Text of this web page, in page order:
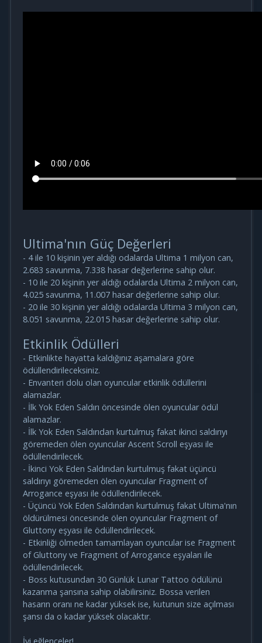
Ultima'nın Güç Değerleri
- 4 ile 10 kişinin yer aldığı odalarda Ultima 1 milyon can,
2.683 savunma, 7.338 hasar değerlerine sahip olur.
- 10 ile 20 kişinin yer aldığı odalarda Ultima 2 milyon can,
4.025 savunma, 11.007 hasar değerlerine sahip olur.
- 20 ile 30 kişinin yer aldığı odalarda Ultima 3 milyon can,
8.051 savunma, 22.015 hasar değerlerine sahip olur.
Etkinlik Ödülleri
- Etkinlikte hayatta kaldığınız aşamalara göre
ödüllendirileceksiniz.
- Envanteri dolu olan oyuncular etkinlik ödüllerini
alamazlar.
- İlk Yok Eden Saldırı öncesinde ölen oyuncular ödül
alamazlar.
- İlk Yok Eden Saldırıdan kurtulmuş fakat ikinci saldırıyı
göremeden ölen oyuncular Ascent Scroll eşyası ile
ödüllendirilecek.
- İkinci Yok Eden Saldırıdan kurtulmuş fakat üçüncü
saldırıyı göremeden ölen oyuncular Fragment of
Arrogance eşyası ile ödüllendirilecek.
- Üçüncü Yok Eden Saldırıdan kurtulmuş fakat Ultima'nın
öldürülmesi öncesinde ölen oyuncular Fragment of
Gluttony eşyası ile ödüllendirilecek.
- Etkinliği ölmeden tamamlayan oyuncular ise Fragment
of Gluttony ve Fragment of Arrogance eşyaları ile
ödüllendirilecek.
- Boss kutusundan 30 Günlük Lunar Tattoo ödülünü
kazanma şansına sahip olabilirsiniz. Bossa verilen
hasarın oranı ne kadar yüksek ise, kutunun size açılması
şansı da o kadar yüksek olacaktır.